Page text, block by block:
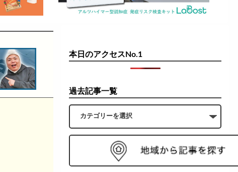
本日のアクセスNo.1
過去記事一覧